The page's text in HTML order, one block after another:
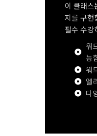
이 클래스
지를 구현
필수 수강
워
능
워
엘
다